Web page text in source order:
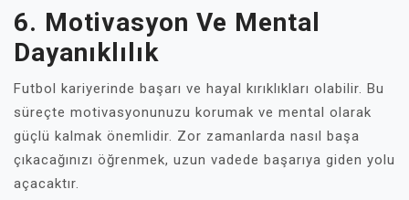
6. Motivasyon Ve Mental
Dayanıklılık
Futbol kariyerinde başarı ve hayal kırıklıkları olabilir. Bu
süreçte motivasyonunuzu korumak ve mental olarak
güçlü kalmak önemlidir. Zor zamanlarda nasıl başa
çıkacağınızı öğrenmek, uzun vadede başarıya giden yolu
açacaktır.